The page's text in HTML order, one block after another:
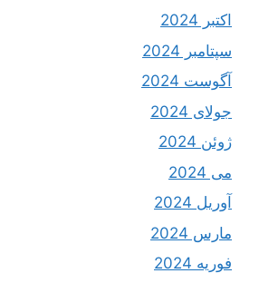
اکتبر 2024
سپتامبر 2024
آگوست 2024
جولای 2024
ژوئن 2024
می 2024
آوریل 2024
مارس 2024
فوریه 2024